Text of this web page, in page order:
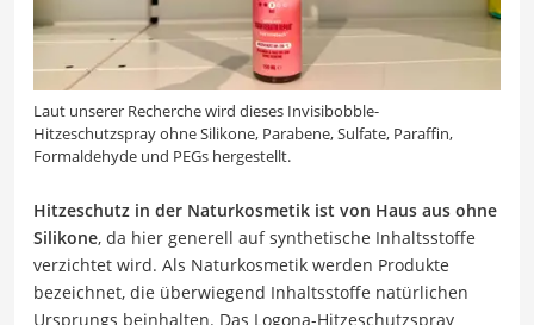
Laut unserer Recherche wird dieses Invisibobble-
Hitzeschutzspray ohne Silikone, Parabene, Sulfate, Paraffin,
Formaldehyde und PEGs hergestellt.
Hitzeschutz in der Naturkosmetik ist von Haus aus ohne
Silikone, da hier generell auf synthetische Inhaltsstoffe
verzichtet wird. Als Naturkosmetik werden Produkte
bezeichnet, die überwiegend Inhaltsstoffe natürlichen
Ursprungs beinhalten. Das Logona-Hitzeschutzspray